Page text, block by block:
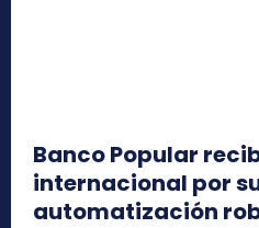
Banco Popular
internacional por
automatización